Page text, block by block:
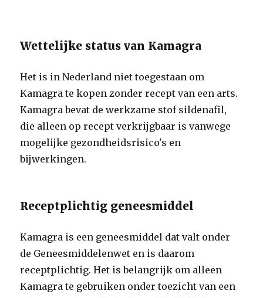
Wettelijke status van Kamagra
Het is in Nederland niet toegestaan om
Kamagra te kopen zonder recept van een arts.
Kamagra bevat de werkzame stof sildenafil,
die alleen op recept verkrijgbaar is vanwege
mogelijke gezondheidsrisico's en
bijwerkingen.
Receptplichtig geneesmiddel
Kamagra is een geneesmiddel dat valt onder
de Geneesmiddelenwet en is daarom
receptplichtig. Het is belangrijk om alleen
Kamagra te gebruiken onder toezicht van een